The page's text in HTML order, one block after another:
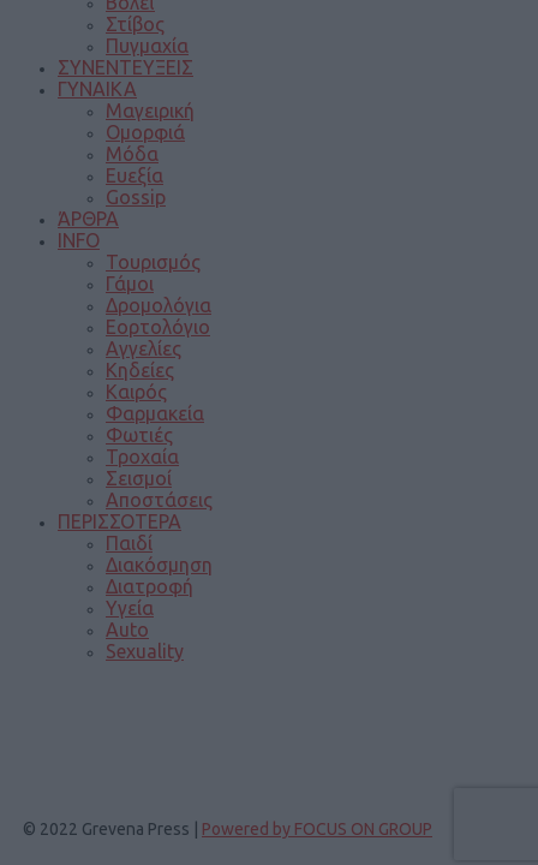
Στίβος
Πυγμαχία
ΣΥΝΕΝΤΕΥΞΕΙΣ
ΓΥΝΑΙΚΑ
Μαγειρική
Ομορφιά
Μόδα
Ευεξία
Gossip
ΆΡΘΡΑ
INFO
Τουρισμός
Γάμοι
Δρομολόγια
Εορτολόγιο
Αγγελίες
Κηδείες
Καιρός
Φαρμακεία
Φωτιές
Τροχαία
Σεισμοί
Αποστάσεις
ΠΕΡΙΣΣΟΤΕΡΑ
Παιδί
Διακόσμηση
Διατροφή
Υγεία
Auto
Sexuality
© 2022 Grevena Press | Powered by FOCUS ON GROUP